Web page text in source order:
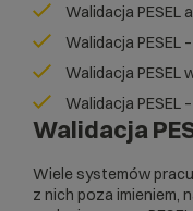
Walidacja PESEL
Walidacja PESEL
Walidacja PESEL
Walidacja PESEL
Walidacja
Wiele systemów
z nich poza imieniem,